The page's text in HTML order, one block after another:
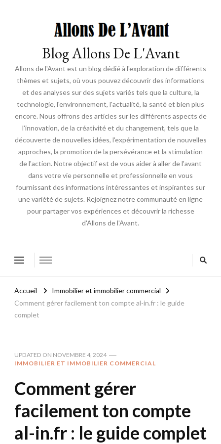
Blog Allons De L'Avant
Allons de l'Avant est un blog dédié à l'exploration de différents
thèmes et sujets, où vous pouvez découvrir des informations
et des analyses sur des sujets variés tels que la culture, la
technologie, l'environnement, l'actualité, la santé et bien plus
encore. Nous offrons des articles sur les différents aspects de
l'innovation, de la créativité et du changement, tels que la
découverte de nouvelles idées, l'expérimentation de nouvelles
approches, la promotion de la persévérance et la stimulation
de l'action. Notre objectif est de vous aider à aller de l'avant
dans votre vie personnelle et professionnelle en vous
fournissant des informations intéressantes et inspirantes sur
une variété de sujets. Rejoignez notre communauté en ligne
pour partager vos expériences et découvrir la richesse
d'Allons de l'Avant.
Accueil
Immobilier et immobilier commercial
Comment gérer facilement ton compte al-in.fr : le guide
complet
UPDATED ON NOVEMBRE 4, 2024
IMMOBILIER ET IMMOBILIER COMMERCIAL
Comment gérer
facilement ton compte
al-in.fr : le guide complet